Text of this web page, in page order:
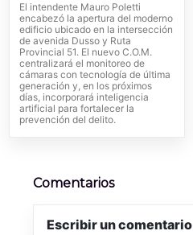
El intendente Mauro Poletti
encabezó la apertura del moderno
edificio ubicado en la intersección
de avenida Dusso y Ruta
Provincial 51. El nuevo C.O.M.
centralizará el monitoreo de
cámaras con tecnología de última
generación y, en los próximos
días, incorporará inteligencia
artificial para fortalecer la
prevención del delito.
Comentarios
Escribir un comentario